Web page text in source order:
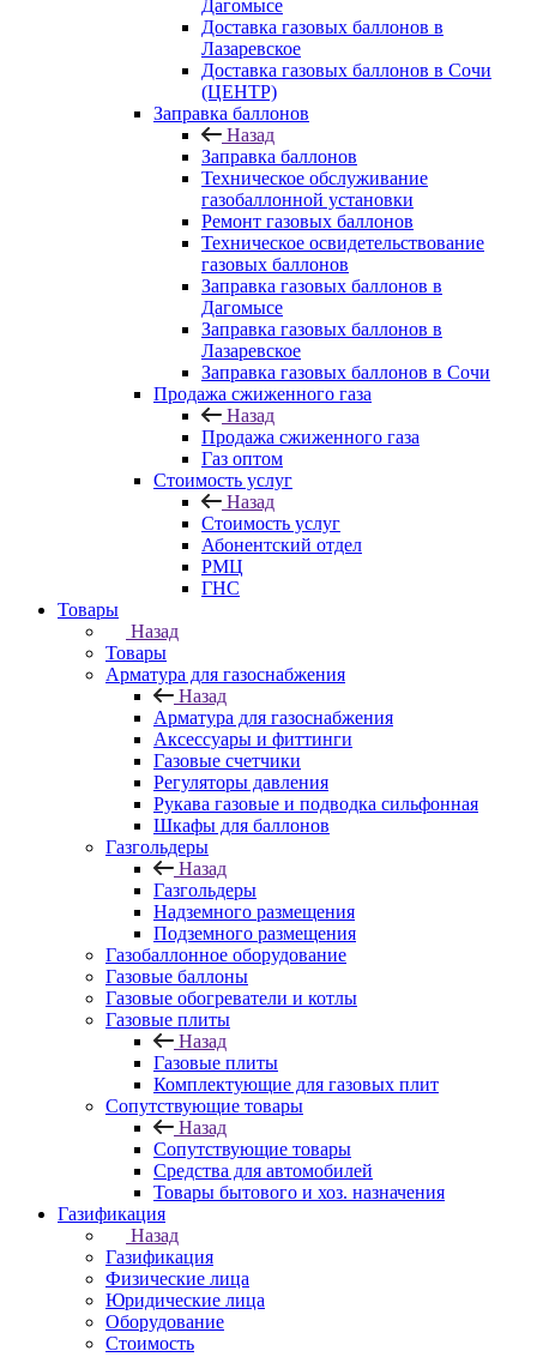
Дагомысе
Доставка газовых баллонов в
Лазаревское
Доставка газовых баллонов в Сочи
(ЦЕНТР)
Заправка баллонов
Назад
Заправка баллонов
Техническое обслуживание
газобаллонной установки
Pемонт газовых баллонов
Техническое освидетельствование
газовых баллонов
Заправка газовых баллонов в
Дагомысе
Заправка газовых баллонов в
Лазаревское
Заправка газовых баллонов в Сочи
Продажа сжиженного газа
Назад
Продажа сжиженного газа
Газ оптом
Стоимость услуг
Назад
Стоимость услуг
Абонентский отдел
РМЦ
ГНС
Товары
Назад
Товары
Арматура для газоснабжения
Назад
Арматура для газоснабжения
Аксессуары и фиттинги
Газовые счетчики
Регуляторы давления
Рукава газовые и подводка сильфонная
Шкафы для баллонов
Газгольдеры
Назад
Газгольдеры
Надземного размещения
Подземного размещения
Газобаллонное оборудование
Газовые баллоны
Газовые обогреватели и котлы
Газовые плиты
Назад
Газовые плиты
Комплектующие для газовых плит
Сопутствующие товары
Назад
Сопутствующие товары
Средства для автомобилей
Товары бытового и хоз. назначения
Газификация
Назад
Газификация
Физические лица
Юридические лица
Оборудование
Стоимость